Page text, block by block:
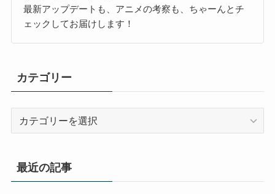
最新アップデートも、アニメの考察も、ちゃーんとチ
ェックしてお届けします！
カテゴリー
リ
最近の記事